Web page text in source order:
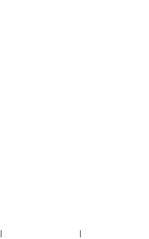
| |